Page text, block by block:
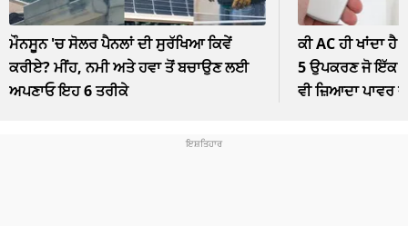
ਮੌਨਸੂਨ 'ਚ ਸੋਲਰ ਪੈਨਲਾਂ ਦੀ ਸੁਰੱਖਿਆ ਕਿਵੇਂ
ਕਰੀਏ? ਮੀਂਹ, ਨਮੀ ਅਤੇ ਹਵਾ ਤੋਂ ਬਚਾਉਣ ਲਈ
ਅਪਣਾਓ ਇਹ 6 ਤਰੀਕੇ
ਕੀ AC ਹੀ ਖਾਂਦਾ
5 ਉਪਕਰਣ ਜੋ ਇੱਕ
ਵੀ ਜ਼ਿਆਦਾ ਪਾਵਰ